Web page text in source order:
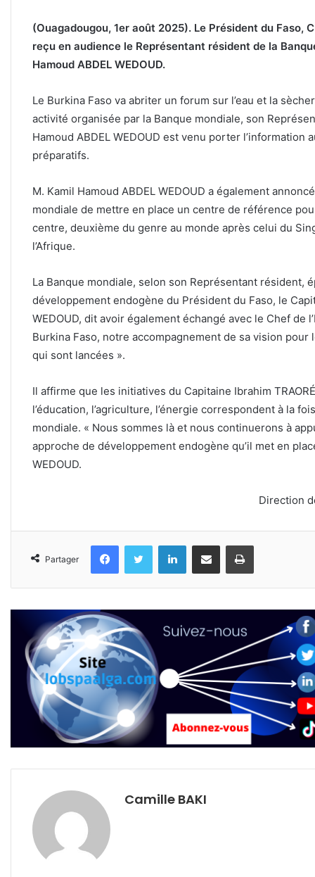
(Ouagadougou, 1er août 2025). Le Président du Faso,
reçu en audience le Représentant résident de la
Hamoud ABDEL WEDOUD.
Le Burkina Faso va abriter un forum sur l’eau et la
activité organisée par la Banque mondiale, son
Hamoud ABDEL WEDOUD est venu porter
préparatifs.
M. Kamil Hamoud ABDEL WEDOUD a également
mondiale de mettre en place un centre de référence
centre, deuxième du genre au monde après celui du
l’Afrique.
La Banque mondiale, selon son Représentant résident,
développement endogène du Président du Faso, le
WEDOUD, dit avoir également échangé avec le Chef de
Burkina Faso, notre accompagnement de sa vision
qui sont lancées ».
Il affirme que les initiatives du Capitaine Ibrahim
l’éducation, l’agriculture, l’énergie correspondent à la
mondiale. « Nous sommes là et nous continuerons à
approche de développement endogène qu’il met en
WEDOUD.
Direction
Partager
FacebookTwitter LinkedinPartager par email Imprimer
Camille BAKI